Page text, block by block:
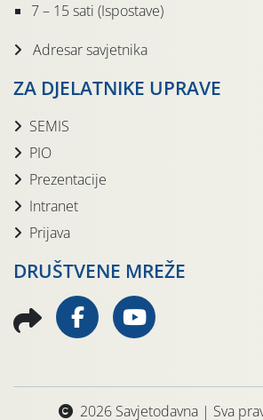
7 – 15 sati (Ispostave)
Adresar savjetnika
ZA DJELATNIKE UPRAVE
SEMIS
PIO
Prezentacije
Intranet
Prijava
DRUŠTVENE MREŽE
2026 Savjetodavna | Sva